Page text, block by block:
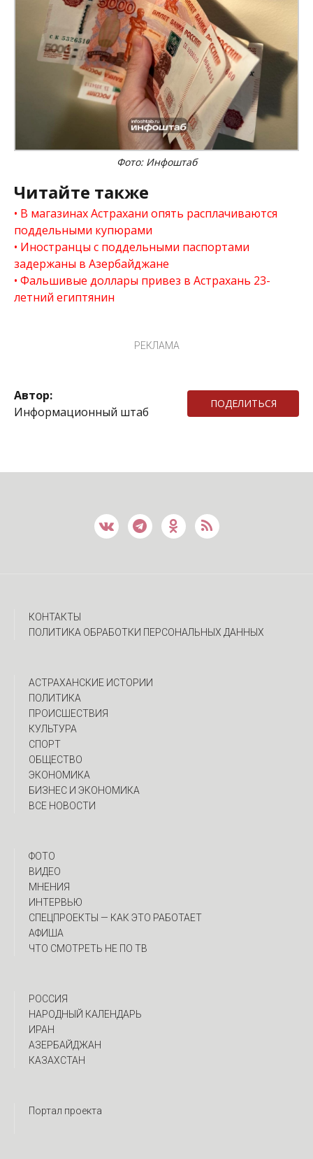
Фото: Инфоштаб
Читайте также
В магазинах Астрахани опять расплачиваются
поддельными купюрами
Иностранцы с поддельными паспортами
задержаны в Азербайджане
Фальшивые доллары привез в Астрахань 23-
летний египтянин
РЕКЛАМА
Автор:
Информационный штаб
ПОДЕЛИТЬСЯ
КОНТАКТЫ
ПОЛИТИКА ОБРАБОТКИ ПЕРСОНАЛЬНЫХ ДАННЫХ
АСТРАХАНСКИЕ ИСТОРИИ
ПОЛИТИКА
ПРОИСШЕСТВИЯ
КУЛЬТУРА
СПОРТ
ОБЩЕСТВО
ЭКОНОМИКА
БИЗНЕС И ЭКОНОМИКА
ВСЕ НОВОСТИ
ФОТО
ВИДЕО
МНЕНИЯ
ИНТЕРВЬЮ
CПЕЦПРОЕКТЫ — КАК ЭТО РАБОТАЕТ
АФИША
ЧТО СМОТРЕТЬ НЕ ПО ТВ
РОССИЯ
НАРОДНЫЙ КАЛЕНДАРЬ
ИРАН
АЗЕРБАЙДЖАН
КАЗАХСТАН
Портал проекта